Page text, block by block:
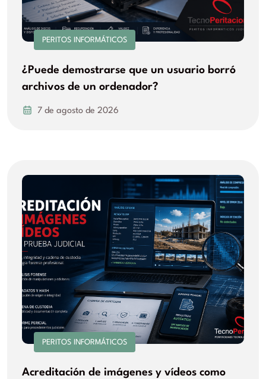
PERITOS INFORMÁTICOS
¿Puede demostrarse que un usuario borró
archivos de un ordenador?
7 de agosto de 2026
PERITOS INFORMÁTICOS
Acreditación de imágenes y vídeos como